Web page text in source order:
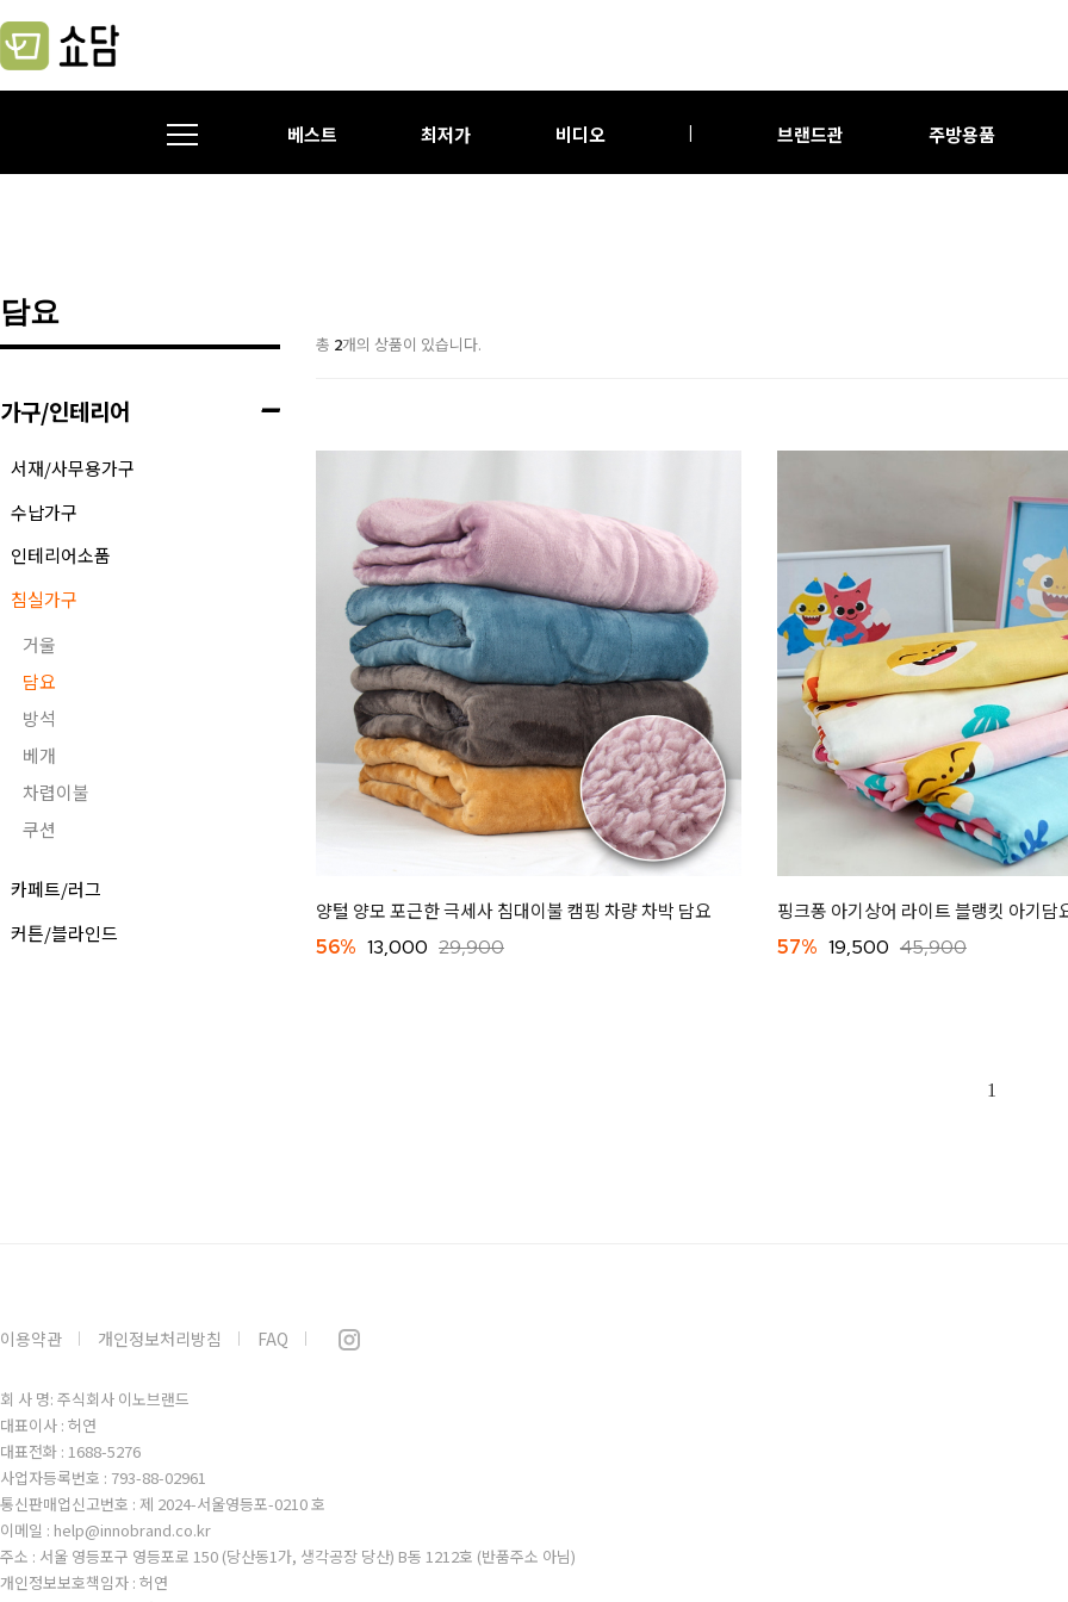
베스트 최저가 비디오 | 브랜드관 주방용품
담요
가구/인테리어
서재/사무용가구
수납가구
인테리어소품
침실가구
거울
담요
방석
베개
차렵이불
쿠션
카페트/러그
커튼/블라인드
총 2개의 상품이 있습니다.
양털 양모 포근한 극세사 침대이불 캠핑 차량 차박 담요
56% 13,000 29,900
핑크퐁 아기상어 라이트 블랭킷 아기담
57% 19,500 45,900
1
이용약관 개인정보처리방침 FAQ
회 사 명: 주식회사 이노브랜드
대표이사 : 허연
대표전화 : 1688-5276
사업자등록번호 : 793-88-02961
통신판매업신고번호 : 제 2024-서울영등포-0210 호
이메일 : help@innobrand.co.kr
주소 : 서울 영등포구 영등포로 150 (당산동1가, 생각공장 당산) B동 1212호 (반품주소 아님)
개인정보보호책임자 : 허연